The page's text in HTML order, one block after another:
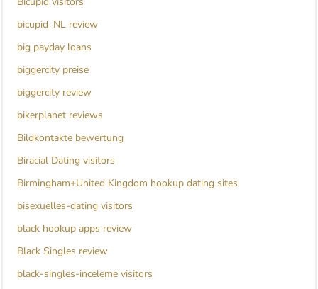
bicupid_NL review
big payday loans
biggercity preise
biggercity review
bikerplanet reviews
Bildkontakte bewertung
Biracial Dating visitors
Birmingham+United Kingdom hookup dating sites
bisexuelles-dating visitors
black hookup apps review
Black Singles review
black-singles-inceleme visitors